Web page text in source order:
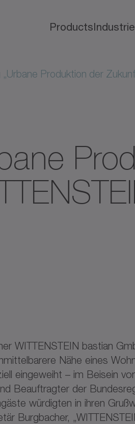
Products
„Urbane Produktion der
WITTENSTEIN bastian
Nähe eines
eingeweiht – im Beisein
Beauftragter der
würdigten in ihren
Burgbacher,